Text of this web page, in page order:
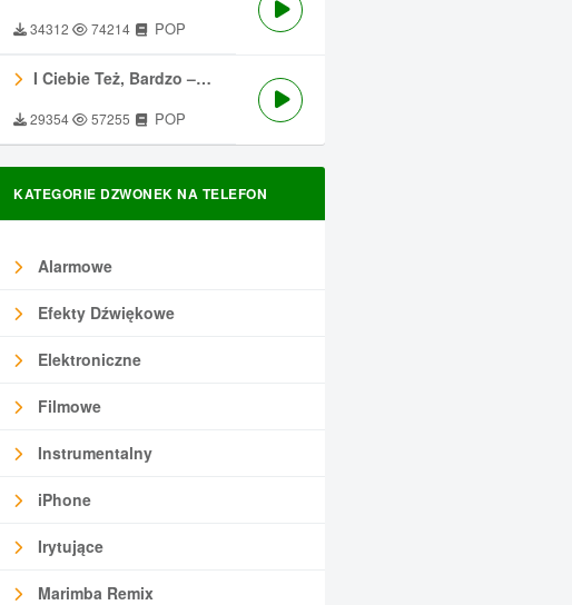
34312 74214 POP
I Ciebie Też, Bardzo – Męskie Granie
29354 57255 POP
KATEGORIE DZWONEK NA TELEFON
Alarmowe
Efekty Dźwiękowe
Elektroniczne
Filmowe
Instrumentalny
iPhone
Irytujące
Marimba Remix